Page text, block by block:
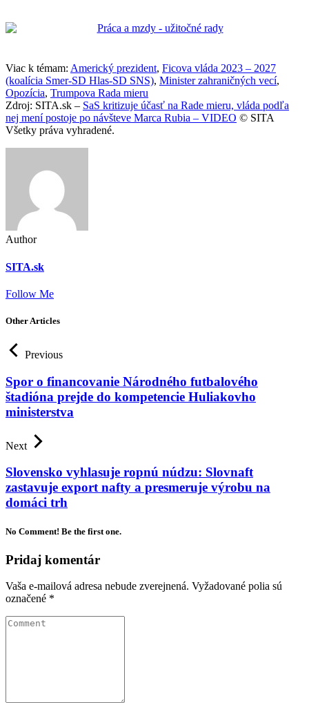
Viac k témam: Americký prezident, Ficova vláda 2023 – 2027
(koalícia Smer-SD Hlas-SD SNS), Minister zahraničných vecí,
Opozícia, Trumpova Rada mieru
Zdroj: SITA.sk – SaS kritizuje účasť na Rade mieru, vláda podľa
nej mení postoje po návšteve Marca Rubia – VIDEO © SITA
Všetky práva vyhradené.
Author
SITA.sk
Follow Me
Other Articles
Previous
Spor o financovanie Národného futbalového
štadióna prejde do kompetencie Huliakovho
ministerstva
Next
Slovensko vyhlasuje ropnú núdzu: Slovnaft
zastavuje export nafty a presmeruje výrobu na
domáci trh
No Comment! Be the first one.
Pridaj komentár
Vaša e-mailová adresa nebude zverejnená. Vyžadované polia sú
označené *